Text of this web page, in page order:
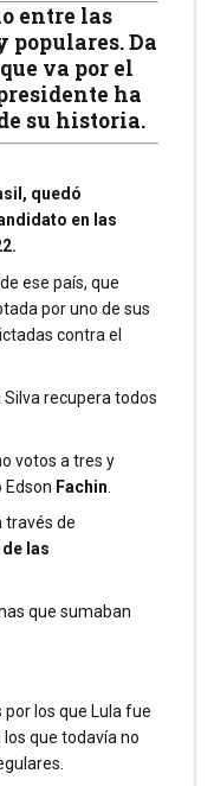
entre las
populares. Da
va por el
ha
su historia.
quedó
en las
ese país, que
por uno de sus
contra el
Silva recupera todos
votos a tres y
Edson Fachin
través de
las
que sumaban
por los que Lula fue
que todavía no